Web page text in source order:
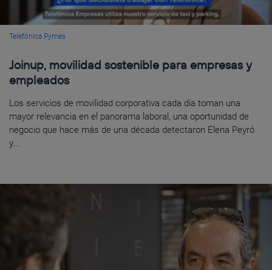
Telefónica Pymes
Joinup, movilidad sostenible para empresas y
empleados
Los servicios de movilidad corporativa cada día toman una
mayor relevancia en el panorama laboral, una oportunidad de
negocio que hace más de una década detectaron Elena Peyró
y...